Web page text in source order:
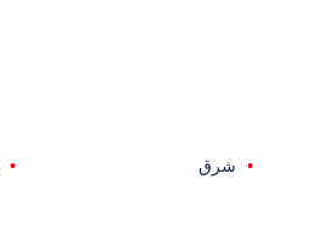
شرق